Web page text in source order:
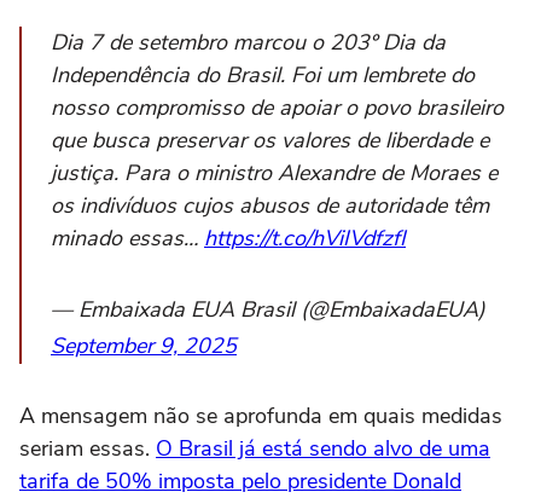
Dia 7 de setembro marcou o 203º Dia da
Independência do Brasil. Foi um lembrete do
nosso compromisso de apoiar o povo brasileiro
que busca preservar os valores de liberdade e
justiça. Para o ministro Alexandre de Moraes e
os indivíduos cujos abusos de autoridade têm
minado essas… https://t.co/hViIVdfzfI
— Embaixada EUA Brasil (@EmbaixadaEUA)
September 9, 2025
A mensagem não se aprofunda em quais medidas
seriam essas. O Brasil já está sendo alvo de uma
tarifa de 50% imposta pelo presidente Donald